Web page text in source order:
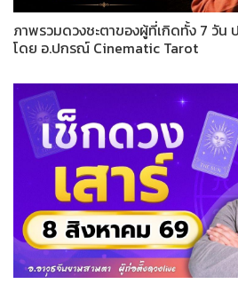
ภาพรวมดวงชะตาของผู้ที่เกิดทั้ง 7 วัน
โดย อ.ปกรณ์ Cinematic Tarot